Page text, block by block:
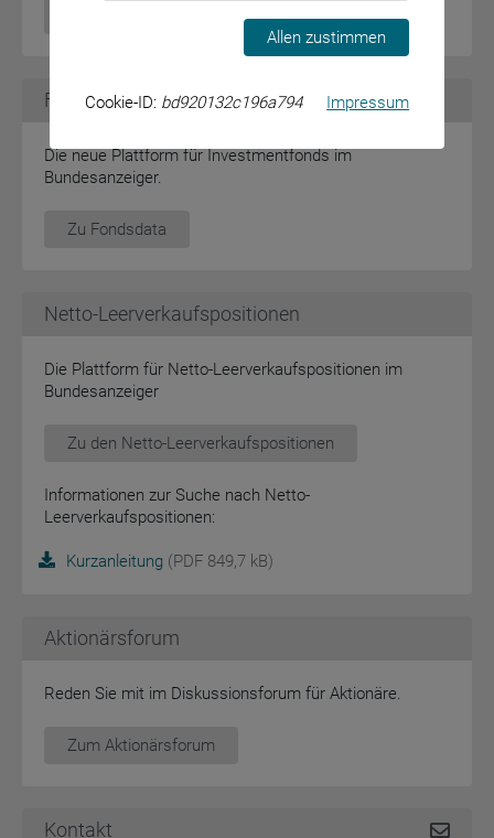
zum Unternehmensregister
Fondsinformationen
Die neue Plattform für Investmentfonds im
Bundesanzeiger.
Zu Fondsdata
Netto-Leerverkaufspositionen
Die Plattform für Netto-Leerverkaufspositionen im
Bundesanzeiger
Zu den Netto-Leerverkaufspositionen
Informationen zur Suche nach Netto-
Leerverkaufspositionen:
Kurzanleitung (PDF 849,7 kB)
Aktionärsforum
Reden Sie mit im Diskussionsforum für Aktionäre.
Zum Aktionärsforum
Kontakt
Allen zustimmen
Cookie-ID: bd920132c196a794 Impressum